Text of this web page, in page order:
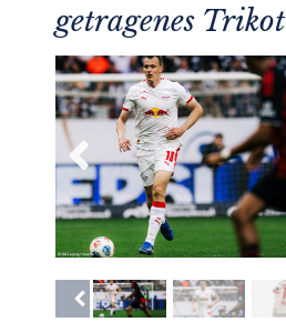
getragenes Trikot